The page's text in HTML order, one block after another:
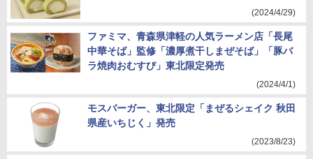
(2024/4/29)
ファミマ、青森県津軽の人気ラーメン店「長尾
中華そば」監修「濃厚煮干しまぜそば」「豚バ
ラ焼肉おむすび」東北限定発売
(2024/4/1)
モスバーガー、東北限定「まぜるシェイク 秋田
県産いちじく」発売
(2023/8/23)